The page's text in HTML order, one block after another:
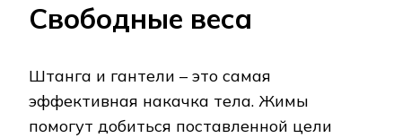
Свободные веса
Штанга и гантели – это самая
эффективная накачка тела. Жимы
помогут добиться поставленной цели